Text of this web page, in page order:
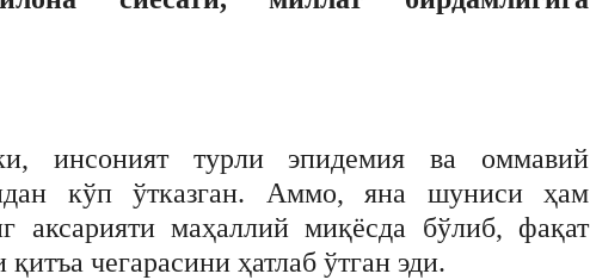
инсоният турли эпидемия ва оммавий
кўп ўтказган. Aммо, яна шуниси ҳам
аксарияти маҳаллий миқёсда бўлиб, фақат
чегарасини ҳатлаб ўтган эди.